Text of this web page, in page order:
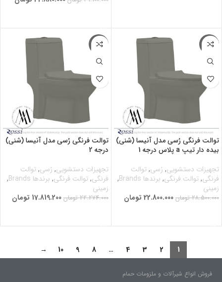
-20%
توالت فرنگی رُسی مدل آنیسا (شنی)
بیده دار تیپ a پلاس درجه 1
تجهیزات دستشویی, رُسی,توالت
فرنگی,توالت فرنگی, برندها Brands
,
زمینی
28.500.000 تومان 22.800.000 تومان
-20%
توالت فرنگی رُسی مدل آنیسا (شنی)
درجه 2
تجهیزات دستشویی, رُسی,توالت
فرنگی,توالت فرنگی, برندها Brands
,
زمینی
22.274.000 تومان 17.819.200 تومان
1
2
3
4
…
8
9
10
→
فروش انواع شیرآلات و ملزومات حمام